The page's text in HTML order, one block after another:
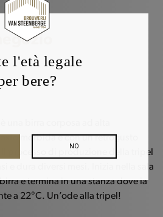
morbida e con un retrogusto
Il processo di produzione della tripel
e dura diversi mesi. Inizia nella sala
e termina in una stanza dove la
a 22°C. Un’ode alla tripel!
l'età legale
bere?
NO